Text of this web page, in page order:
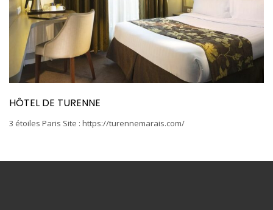
HÔTEL DE TURENNE
3 étoiles Paris Site : https://turennemarais.com/